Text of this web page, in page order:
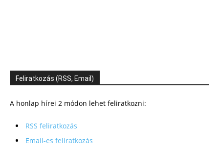
Feliratkozás (RSS, Email)
A honlap hírei 2 módon lehet feliratkozni:
RSS feliratkozás
Email-es feliratkozás